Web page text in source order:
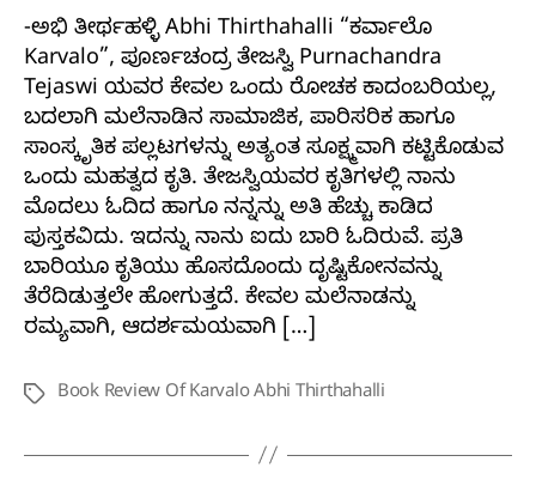
-ಅಭಿ ತೀರ್ಥಹಳ್ಳಿ Abhi Thirthahalli “ಕರ್ವಾಲೊ
Karvalo”, ಪೂರ್ಣಚಂದ್ರ ತೇಜಸ್ವಿ Purnachandra
Tejaswi ಯವರ ಕೇವಲ ಒಂದು ರೋಚಕ ಕಾದಂಬರಿಯಲ್ಲ,
ಬದಲಾಗಿ ಮಲೆನಾಡಿನ ಸಾಮಾಜಿಕ, ಪಾರಿಸರಿಕ ಹಾಗೂ
ಸಾಂಸ್ಕೃತಿಕ ಪಲ್ಲಟಗಳನ್ನು ಅತ್ಯಂತ ಸೂಕ್ಷ್ಮವಾಗಿ ಕಟ್ಟಿಕೊಡುವ
ಒಂದು ಮಹತ್ವದ ಕೃತಿ. ತೇಜಸ್ವಿಯವರ ಕೃತಿಗಳಲ್ಲಿ ನಾನು
ಮೊದಲು ಓದಿದ ಹಾಗೂ ನನ್ನನ್ನು ಅತಿ ಹೆಚ್ಚು ಕಾಡಿದ
ಪುಸ್ತಕವಿದು. ಇದನ್ನು ನಾನು ಐದು ಬಾರಿ ಓದಿರುವೆ. ಪ್ರತಿ
ಬಾರಿಯೂ ಕೃತಿಯು ಹೊಸದೊಂದು ದೃಷ್ಟಿಕೋನವನ್ನು
ತೆರೆದಿಡುತ್ತಲೇ ಹೋಗುತ್ತದೆ. ಕೇವಲ ಮಲೆನಾಡನ್ನು
ರಮ್ಯವಾಗಿ, ಆದರ್ಶಮಯವಾಗಿ […]
Tags Book Review Of Karvalo Abhi Thirthahalli